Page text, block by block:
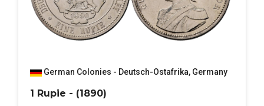
German Colonies - Deutsch-Ostafrika, Germany
1 Rupie - (1890)